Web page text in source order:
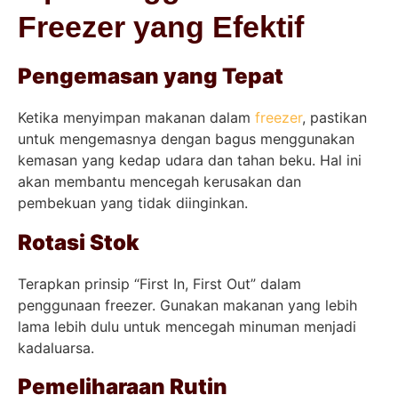
Freezer yang Efektif
Pengemasan yang Tepat
Ketika menyimpan makanan dalam freezer, pastikan
untuk mengemasnya dengan bagus menggunakan
kemasan yang kedap udara dan tahan beku. Hal ini
akan membantu mencegah kerusakan dan
pembekuan yang tidak diinginkan.
Rotasi Stok
Terapkan prinsip “First In, First Out” dalam
penggunaan freezer. Gunakan makanan yang lebih
lama lebih dulu untuk mencegah minuman menjadi
kadaluarsa.
Pemeliharaan Rutin